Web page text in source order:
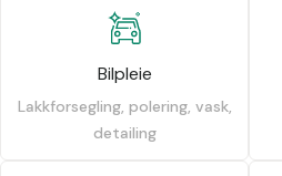
Bilpleie
Lakkforsegling, polering, vask,
detailing